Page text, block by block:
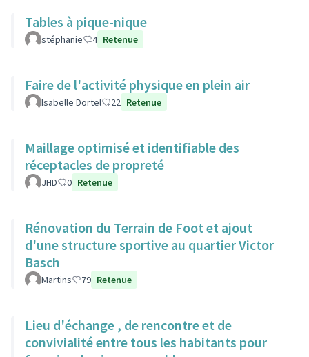
Tables à pique-nique
stéphanie 4 Retenue
Faire de l'activité physique en plein air
Isabelle Dortel 22 Retenue
Maillage optimisé et identifiable des
réceptacles de propreté
JHD 0 Retenue
Rénovation du Terrain de Foot et ajout
d'une structure sportive au quartier Victor
Basch
Martins 79 Retenue
Lieu d'échange , de rencontre et de
convivialité entre tous les habitants pour